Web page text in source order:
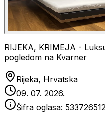
RIJEKA, KRIMEJA -
pogledom na Kvarner
Rijeka, Hrvatska
09. 07. 2026.
Šifra oglasa: